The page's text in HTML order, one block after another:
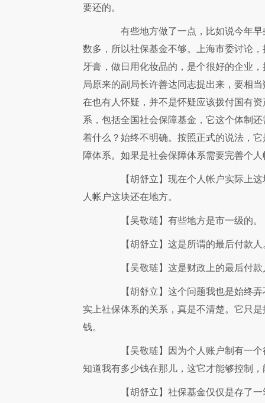
要还的。
有些地方做了一点，比如说今年早
数多，所以社保基金不够。上海市委讨论
牙膏，做日用化妆品的，是个很好的企业
局原来的副局长许善达同志提出来，要相
在也有人怀疑，并不是怀疑应该拨付国有
系，包括全国社会保障基金，它这个体制
着什么？始终不明确。按照正式的说法，
障体系。如果是社会保障体系需要完善个
【胡舒立】 现在个人帐户实际上
人帐户这块还在地方。
【吴敬琏】 有些地方是市一级的。
【胡舒立】 这是所谓的最后付款人
【吴敬琏】 这是财政上的最后付
【胡舒立】 这个问题我也是始终
实上社保体系的关系，真是不清楚。它只
钱。
【吴敬琏】 因为个人账户制有一
知道我有多少钱在那儿，这它才能够控制
【胡舒立】 社保基金仅仅是存了